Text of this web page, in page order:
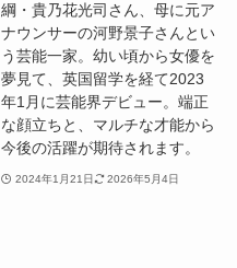
綱・貴乃花光司さん、母に元ア
ナウンサーの河野景子さんとい
う芸能一家。幼い頃から女優を
夢見て、英国留学を経て2023
年1月に芸能界デビュー。端正
な顔立ちと、マルチな才能から
今後の活躍が期待されます。
2024年1月21日 2026年5月4日